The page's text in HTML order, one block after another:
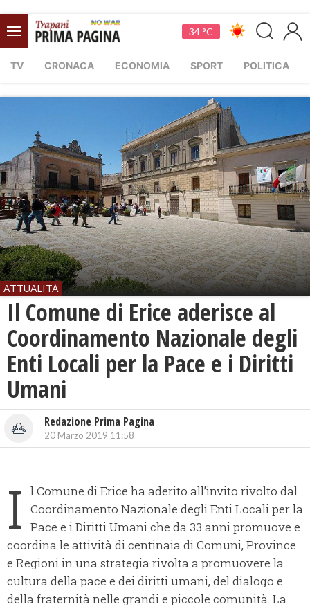
34 °C
TV CRONACA ECONOMIA SPORT POLITICA
ATTUALITÀ
Il Comune di Erice aderisce al
Coordinamento Nazionale degli
Enti Locali per la Pace e i Diritti
Umani
Redazione Prima Pagina
20 Marzo 2019 11:58
I l Comune di Erice ha aderito all’invito rivolto dal
Coordinamento Nazionale degli Enti Locali per la
Pace e i Diritti Umani che da 33 anni promuove e
coordina le attività di centinaia di Comuni, Province
e Regioni in una strategia rivolta a promuovere la
cultura della pace e dei diritti umani, del dialogo e
della fraternità nelle grandi e piccole comunità. La